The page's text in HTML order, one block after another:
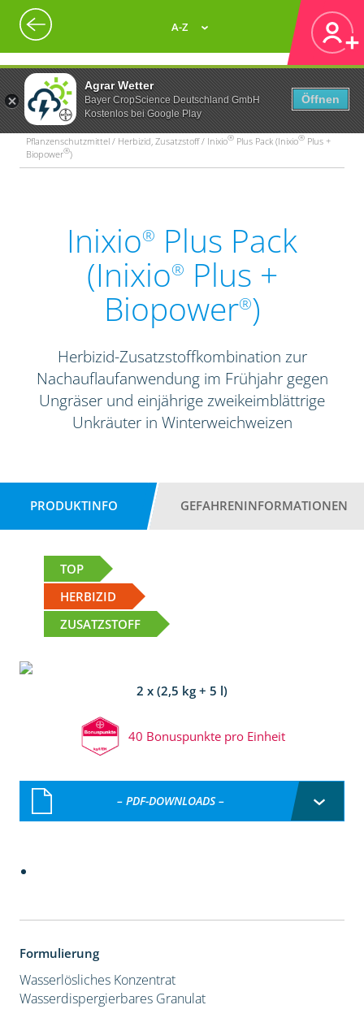
Agrar Wetter
Bayer CropScience Deutschland GmbH
Kostenlos bei Google Play
Öffnen
A-Z
Pflanzenschutzmittel / Herbizid, Zusatzstoff / Inixio® Plus Pack (Inixio® Plus +
Biopower®)
Inixio® Plus Pack
(Inixio® Plus +
Biopower®)
Herbizid-Zusatzstoffkombination zur
Nachauflaufanwendung im Frühjahr gegen
Ungräser und einjährige zweikeimblättrige
Unkräuter in Winterweichweizen
PRODUKTINFO GEFAHRENINFORMATIONEN
TOP
HERBIZID
ZUSATZSTOFF
2 x (2,5 kg + 5 l)
40 Bonuspunkte pro Einheit
– PDF-DOWNLOADS –
Formulierung
Wasserlösliches Konzentrat
Wasserdispergierbares Granulat